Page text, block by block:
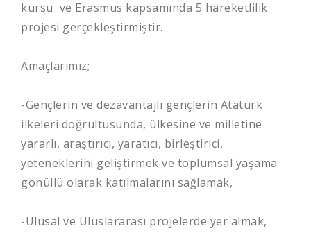
kursu ve Erasmus kapsamında 5 hareketlilik
projesi gerçekleştirmiştir.
Amaçlarımız;
-Gençlerin ve dezavantajlı gençlerin Atatürk
ilkeleri doğrultusunda, ülkesine ve milletine
yararlı, araştırıcı, yaratıcı, birleştirici,
yeteneklerini geliştirmek ve toplumsal yaşama
gönüllü olarak katılmalarını sağlamak,
-Ulusal ve Uluslararası projelerde yer almak,